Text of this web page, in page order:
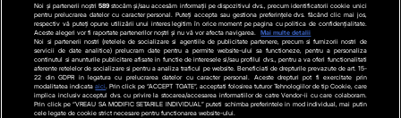
Parteneri
Noi și partenerii noștri 589stocăm și/sau accesăm informații pe dispozitivul dvs., precum identificatorii cookie unici
pentru prelucrarea datelor cu caracter personal. Puteți accepta sau gestiona preferințele dvs. făcând clic mai jos,
respectiv vă puteți opune utilizării unui interes legitim în orice moment pe pagina cu politica de confidențialitate.
Aceste alegeri vor fi raportate partenerilor noștri și nu vă vor afecta navigarea.
Mai multe detalii
Noi si partenerii nostri (retelele de socializare si agentiile de publicitate partenere, precum si furnizorii nostri de
servicii de date analitice) prelucram date pentru a permite website-ului sa functioneze, pentru a personaliza
continutul si anunturile publicitare afisate in functie de interesele si/sau profilul dvs., pentru a va oferi functionalitati
aferente retelelor de socializare si pentru a analiza traficul pe website. Beneficiati de drepturile prevazute de art. 15-
22 din GDPR in legatura cu prelucrarea datelor cu caracter personal. Aceste drepturi pot fi exercitate prin
modalitatea indicataaici . Prin click pe “ACCEPT TOATE”, acceptati folosirea tuturor Tehnologiilor de tip Cookie, care
implica inclusiv acceptul dvs. cu privire la stocarea/accesarea informatiilor de catre Vendor-ii cu care colaboram.
Prin click pe “VREAU SA MODIFIC SETARILE INDIVIDUAL” puteti schimba preferintele in mod individual, mai putin
cele legate de cookie strict necesare pentru functionarea website-ului.